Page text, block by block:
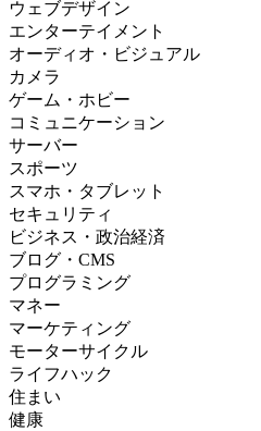
ウェブデザイン
エンターテイメント
オーディオ・ビジュアル
カメラ
ゲーム・ホビー
コミュニケーション
サーバー
スポーツ
スマホ・タブレット
セキュリティ
ビジネス・政治経済
ブログ・CMS
プログラミング
マネー
マーケティング
モーターサイクル
ライフハック
住まい
健康